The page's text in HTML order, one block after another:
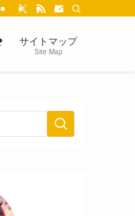
サイトマップ
Site Map